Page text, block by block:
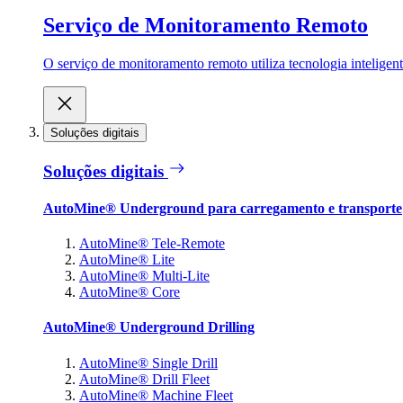
Serviço de Monitoramento Remoto
O serviço de monitoramento remoto utiliza tecnologia
Soluções digitais
Soluções digitais
AutoMine® Underground para carregamento e transporte
AutoMine® Tele-Remote
AutoMine® Lite
AutoMine® Multi-Lite
AutoMine® Core
AutoMine® Underground Drilling
AutoMine® Single Drill
AutoMine® Drill Fleet
AutoMine® Machine Fleet